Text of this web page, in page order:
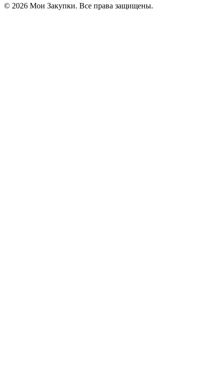
© 2026 Мои Закупки. Все права защищены.